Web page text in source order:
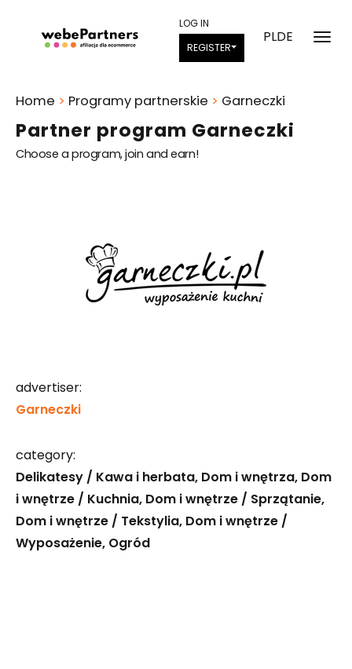
PLDE
LOG IN
REGISTER
Partner program Garneczki
Choose a program, join and earn!
Home > Programy partnerskie > Garneczki
advertiser:
Garneczki
category:
Delikatesy / Kawa i herbata Dom i wnętrza Dom
i wnętrze / Kuchnia Dom i wnętrze / Sprzątanie
Dom i wnętrze / Tekstylia Dom i wnętrze /
Wyposażenie Ogród